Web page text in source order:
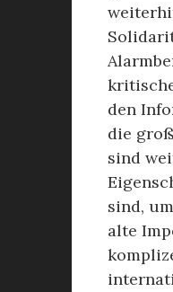
den
die
sind
sind,
alte